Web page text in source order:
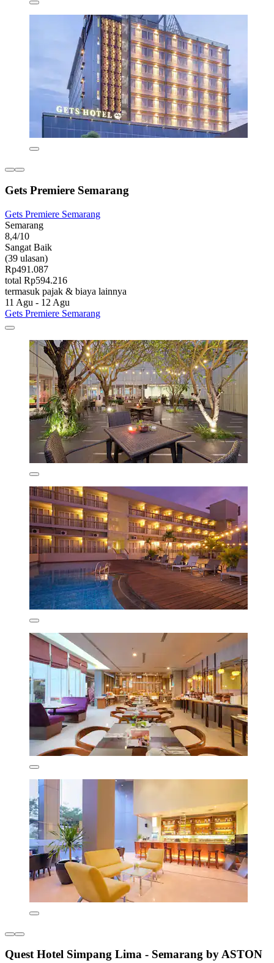
Gets Premiere Semarang
Gets Premiere Semarang
Semarang
8,4/10
Sangat Baik
(39 ulasan)
Rp491.087
total Rp594.216
termasuk pajak & biaya lainnya
11 Agu - 12 Agu
Gets Premiere Semarang
Quest Hotel Simpang Lima - Semarang by ASTON